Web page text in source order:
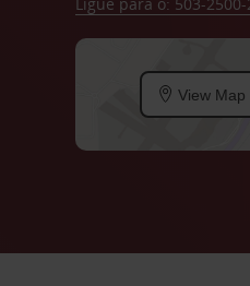
View Map